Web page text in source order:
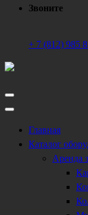
Звоните
+ 7 (812) 985
Техническое
Главная
Каталог
Аренда